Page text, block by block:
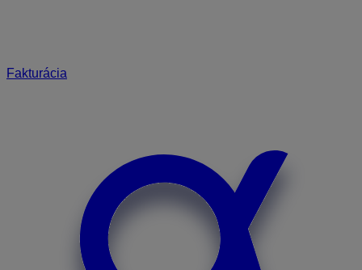
Fakturácia